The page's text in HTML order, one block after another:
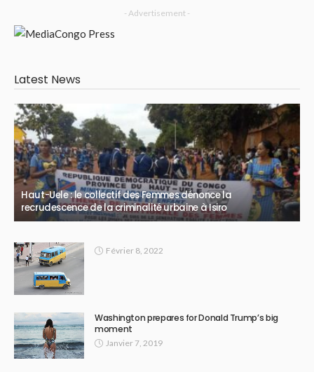
- Advertisement -
Latest News
Haut-Uele : le collectif des Femmes dénonce la
recrudescence de la criminalité urbaine à Isiro
Février 8, 2022
Washington prepares for Donald Trump’s big
moment
Janvier 7, 2019